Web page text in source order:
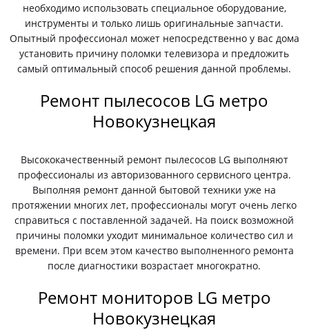
необходимо использовать специальное оборудование,
инструменты и только лишь оригинальные запчасти.
Опытный профессионал может непосредственно у вас дома
установить причину поломки телевизора и предложить
самый оптимальный способ решения данной проблемы.
Ремонт пылесосов LG метро
Новокузнецкая
Высококачественный ремонт пылесосов LG выполняют
профессионалы из авторизованного сервисного центра.
Выполняя ремонт данной бытовой техники уже на
протяжении многих лет, профессионалы могут очень легко
справиться с поставленной задачей. На поиск возможной
причины поломки уходит минимальное количество сил и
времени. При всем этом качество выполненного ремонта
после диагностики возрастает многократно.
Ремонт мониторов LG метро
Новокузнецкая